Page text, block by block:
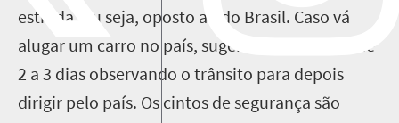
estrada, ou seja, oposto ao do Brasil. Caso vá
alugar um carro no país, sugerimos que fique de
2 a 3 dias observando o trânsito para depois
dirigir pelo país. Os cintos de segurança são